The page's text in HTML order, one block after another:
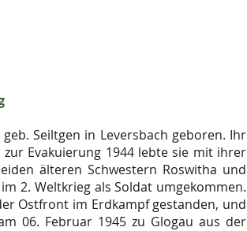
Seiltgen in Leversbach geboren. Ihr
Evakuierung 1944 lebte sie mit ihrer
älteren Schwestern Roswitha und
2. Weltkrieg als Soldat umgekommen.
Ostfront im Erdkampf gestanden, und
06. Februar 1945 zu Glogau aus der